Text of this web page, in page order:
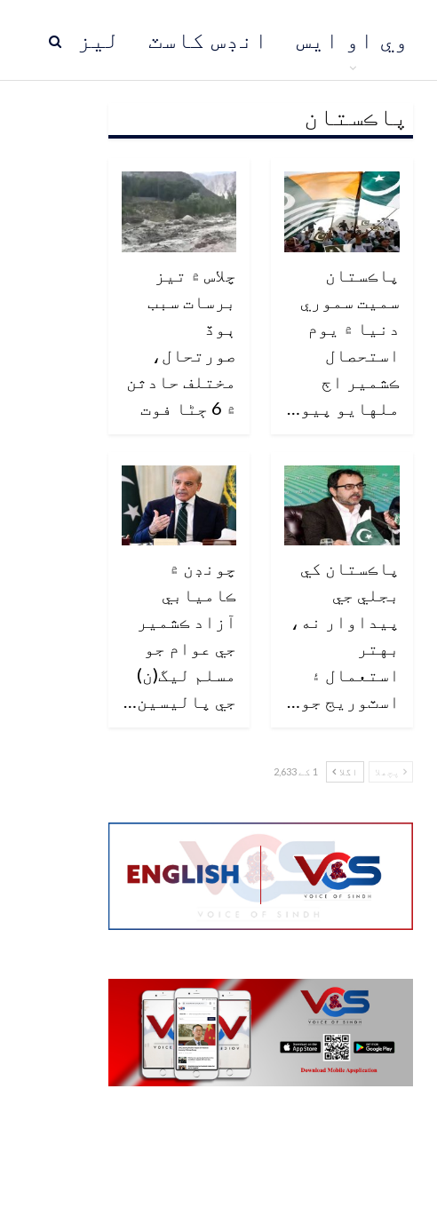
ليز انڊس کاسٽ وي او ايس
پاڪستان مُنڍ
پاڪستان
پاڪستان
سميت سموري
دنيا ۾ يوم
استحصال
ڪشمير اڄ
ملهايو پيو…
چلاس ۾ تيز
برسات سبب
ٻوڏ
صورتحال،
مختلف حادثن
۾ 6 ڄڻا فوت
پاڪستان کي
بجلي جي
پيداوار نه،
بهتر
استعمال ۽
اسٽوريج جو…
چونڊن ۾
ڪاميابي
آزاد ڪشمير
جي عوام جو
مسلم ليگ(ن)
جي پاليسين…
پچھلا اگلا 1 کے 2,633